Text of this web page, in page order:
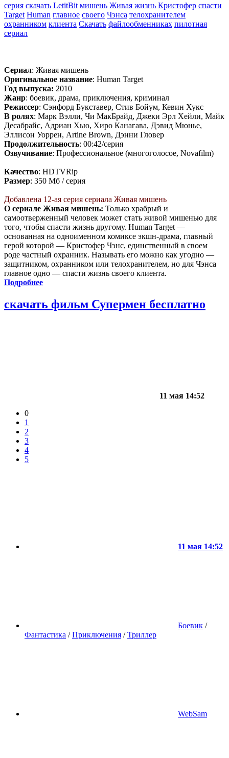
серия скачать LetitBit мишень Живая жизнь Кристофер спасти
Target Human главное своего Чэнса телохранителем
охранником клиента Скачать файлообменниках пилотная
сериал
Сериал: Живая мишень
Оригинальное название: Human Target
Год выпуска: 2010
Жанр: боевик, драма, приключения, криминал
Режиссер: Сэнфорд Букставер, Стив Бойум, Кевин Хукс
В ролях: Марк Вэлли, Чи МакБрайд, Джеки Эрл Хейли, Майк
Десабрайс, Адриан Хью, Хиро Канагава, Дэвид Мюнье,
Эллисон Уоррен, Artine Brown, Дэнни Гловер
Продолжительность: 00:42/серия
Озвучивание: Профессиональное (многоголосое, Novafilm)
Качество: HDTVRip
Размер: 350 Мб / серия
Добавлена 12-ая серия сериала Живая мишень
О сериале Живая мишень: Только храбрый и
самоотверженный человек может стать живой мишенью для
того, чтобы спасти жизнь другому. Human Target —
основанная на одноименном комиксе экшн-драма, главный
герой которой — Кристофер Чэнс, единственный в своем
роде частный охранник. Называть его можно как угодно —
защитником, охранником или телохранителем, но для Чэнса
главное одно — спасти жизнь своего клиента.
Подробнее
скачать фильм Супермен бесплатно
11 мая 14:52
0
1
2
3
4
5
11 мая 14:52
Боевик /
Фантастика /Приключения /Триллер
WebSam